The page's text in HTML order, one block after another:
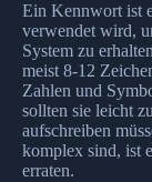
Ein Kennwort ist
verwendet wird,
System zu
meist 8-12
Zahlen und
sollten sie leicht
aufschreiben
komplex sind, ist
erraten.